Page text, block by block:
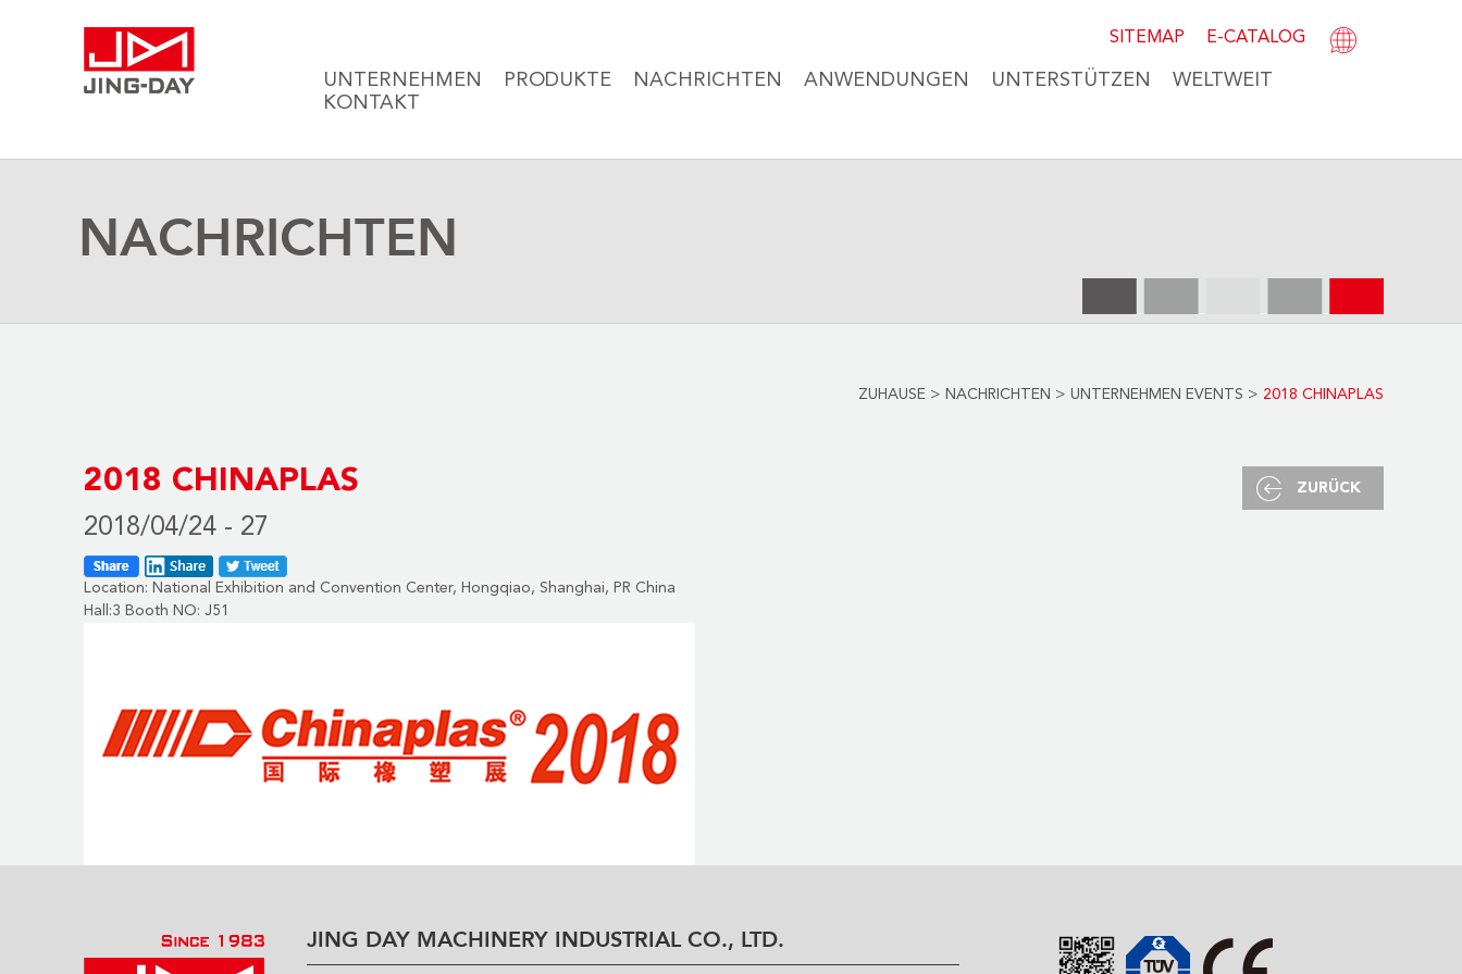
SITEMAP E-CATALOG
UNTERNEHMEN PRODUKTE NACHRICHTEN ANWENDUNGEN UNTERSTÜTZEN
WELTWEIT
KONTAKT
NACHRICHTEN
ZUHAUSE > NACHRICHTEN > UNTERNEHMEN EVENTS > 2018 CHINAPLAS
2018 CHINAPLAS
2018/04/24 - 27
ZURÜCK
Location: National Exhibition and Convention Center, Hongqiao, Shanghai, PR China
Hall:3 Booth NO: J51
JING DAY MACHINERY INDUSTRIAL CO., LTD.